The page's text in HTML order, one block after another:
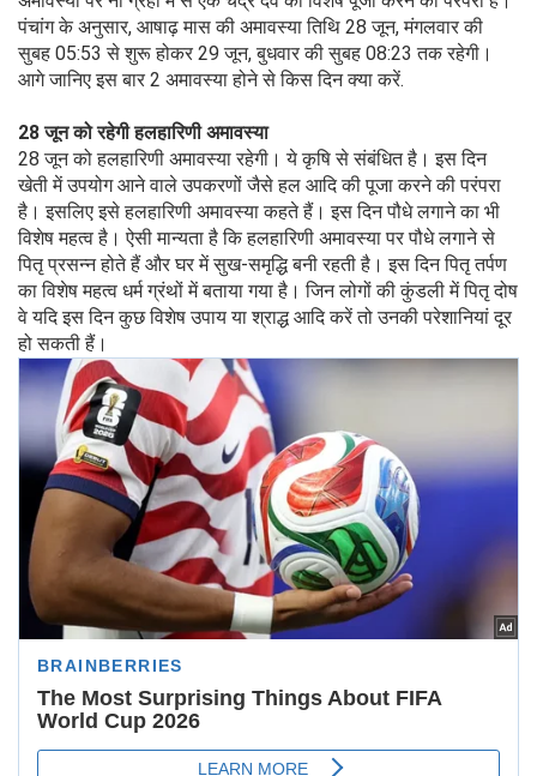
पंचांग के अनुसार, आषाढ़ मास की अमावस्या तिथि 28 जून, मंगलवार की
सुबह 05:53 से शुरू होकर 29 जून, बुधवार की सुबह 08:23 तक रहेगी।
आगे जानिए इस बार 2 अमावस्या होने से किस दिन क्या करें.
28 जून को रहेगी हलहारिणी अमावस्या
28 जून को हलहारिणी अमावस्या रहेगी। ये कृषि से संबंधित है। इस दिन
खेती में उपयोग आने वाले उपकरणों जैसे हल आदि की पूजा करने की परंपरा
है। इसलिए इसे हलहारिणी अमावस्या कहते हैं। इस दिन पौधे लगाने का भी
विशेष महत्व है। ऐसी मान्यता है कि हलहारिणी अमावस्या पर पौधे लगाने से
पितृ प्रसन्न होते हैं और घर में सुख-समृद्धि बनी रहती है। इस दिन पितृ तर्पण
का विशेष महत्व धर्म ग्रंथों में बताया गया है। जिन लोगों की कुंडली में पितृ दोष
वे यदि इस दिन कुछ विशेष उपाय या श्राद्ध आदि करें तो उनकी परेशानियां दूर
हो सकती हैं।